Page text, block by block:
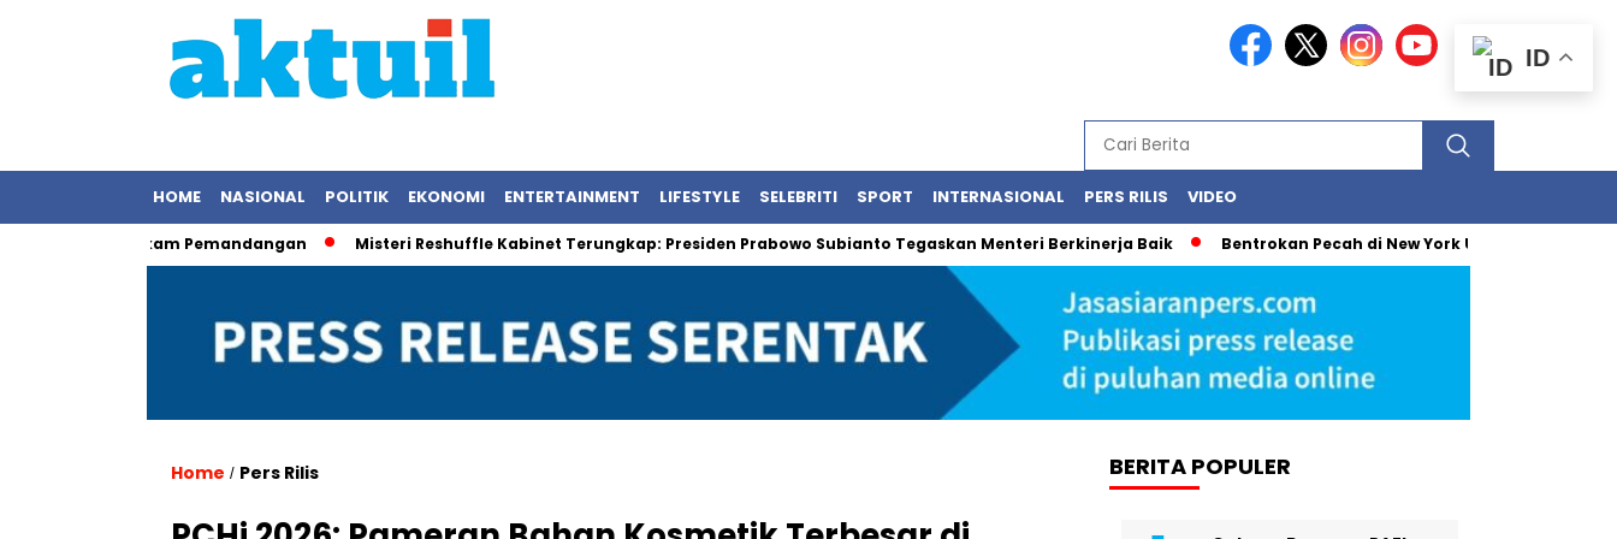
HOME NASIONAL POLITIK EKONOMI ENTERTAINMENT LIFESTYLE SELEBRITI SPORT INTERNASIONAL PERS RILIS VIDEO
Rekam Pemandangan Misteri Reshuffle Kabinet Terungkap: Presiden Prabowo Subianto Tegaskan Menteri Berkinerja Baik Bentrokan Pecah di New York Usai Demonstrasi Tolak
Home / Pers Rilis BERITA POPULER
ID